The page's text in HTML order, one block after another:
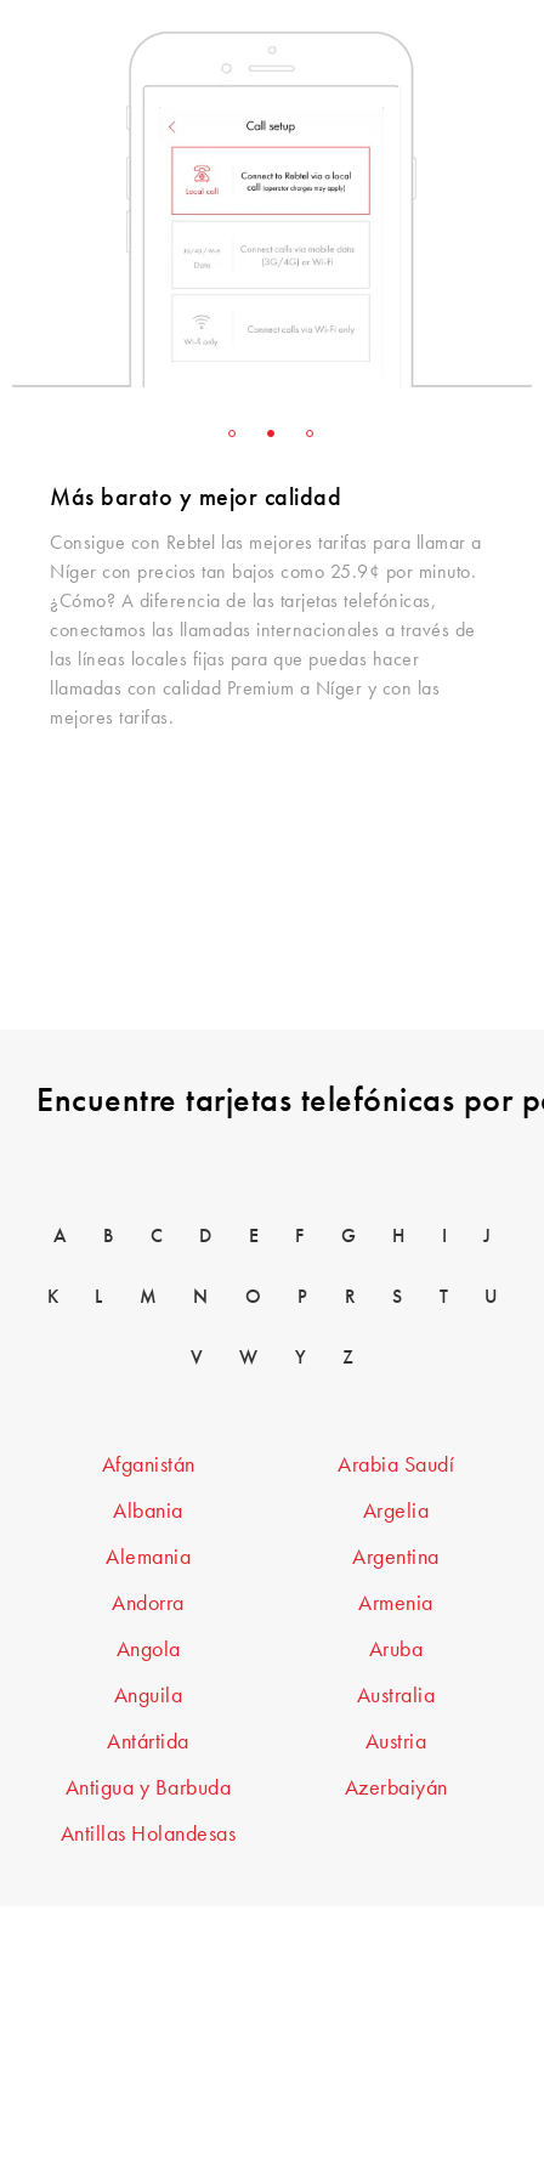
Más barato y mejor calidad
Consigue con Rebtel las mejores tarifas para llamar a
Níger con precios tan bajos como 25.9¢ por minuto.
¿Cómo? A diferencia de las tarjetas telefónicas,
conectamos las llamadas internacionales a través de
las líneas locales fijas para que puedas hacer
llamadas con calidad Premium a Níger y con las
mejores tarifas.
Encuentre tarjetas telefónicas por
A B C D E F G H J
K L M N O P R S T U
V W Y Z
Afganistán
Albania
Alemania
Andorra
Angola
Anguila
Antártida
Antigua y Barbuda
Antillas Holandesas
Arabia Saudí
Argelia
Argentina
Armenia
Aruba
Australia
Austria
Azerbaiyán